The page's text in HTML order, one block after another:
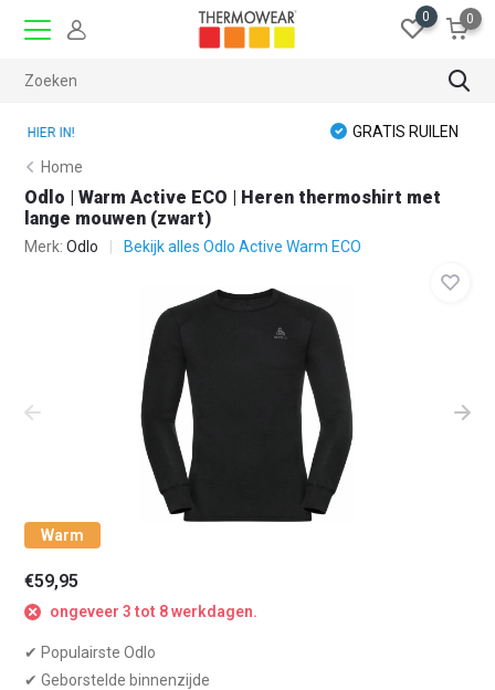
0 0
Home
Odlo | Warm Active ECO | Heren thermoshirt met
lange mouwen (zwart)
Merk:Odlo Bekijk alles Odlo Active Warm ECO
Warm
€59,95
ongeveer 3 tot 8 werkdagen.
✔ Populairste Odlo
✔ Geborstelde binnenzijde